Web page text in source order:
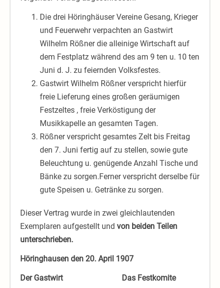
Die drei Höringhäuser Vereine Gesang, Krieger
und Feuerwehr verpachten an Gastwirt
Wilhelm Rößner die alleinige Wirtschaft auf
dem Festplatz während des am 9 ten u. 10 ten
Juni d. J. zu feiernden Volksfestes.
Gastwirt Wilhelm Rößner verspricht hierfür
freie Lieferung eines großen geräumigen
Festzeltes , freie Verköstigung der
Musikkapelle an gesamten Tagen.
Rößner verspricht gesamtes Zelt bis Freitag
den 7. Juni fertig auf zu stellen, sowie gute
Beleuchtung u. genügende Anzahl Tische und
Bänke zu sorgen.Ferner verspricht derselbe für
gute Speisen u. Getränke zu sorgen.
Dieser Vertrag wurde in zwei gleichlautenden
Exemplaren aufgestellt und von beiden Teilen
unterschrieben.
Höringhausen den 20. April 1907
Der Gastwirt Das Festkomite